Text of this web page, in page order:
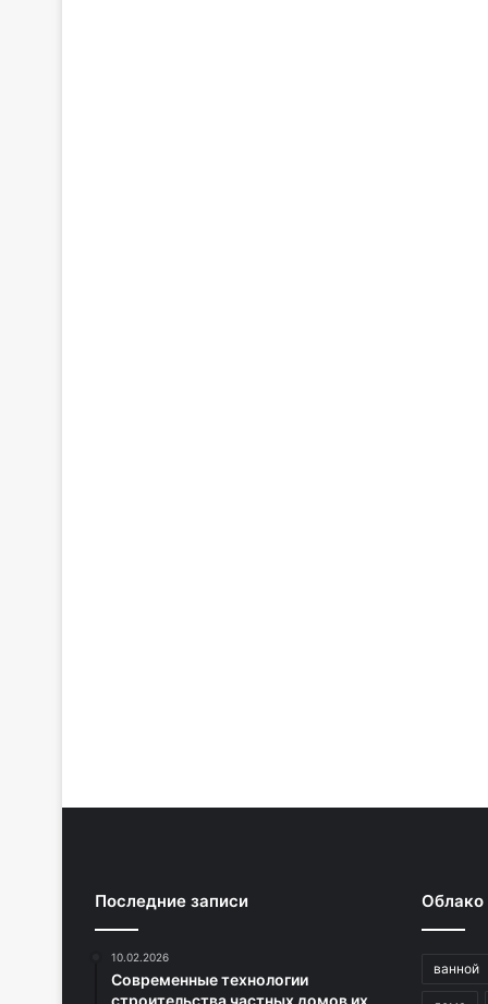
Последние записи
10.02.2026
Современные технологии
строительства частных домов их
Облако
ванной